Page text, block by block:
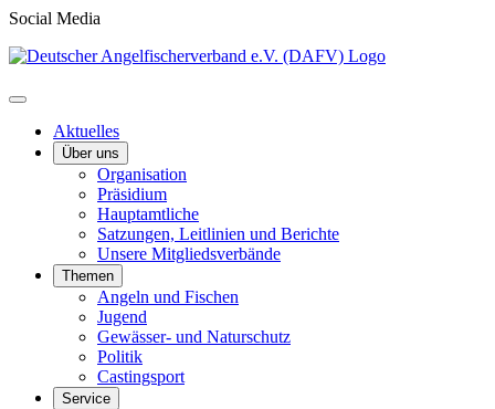
Social Media
Aktuelles
Über uns
Organisation
Präsidium
Hauptamtliche
Satzungen, Leitlinien und Berichte
Unsere Mitgliedsverbände
Themen
Angeln und Fischen
Jugend
Gewässer- und Naturschutz
Politik
Castingsport
Service